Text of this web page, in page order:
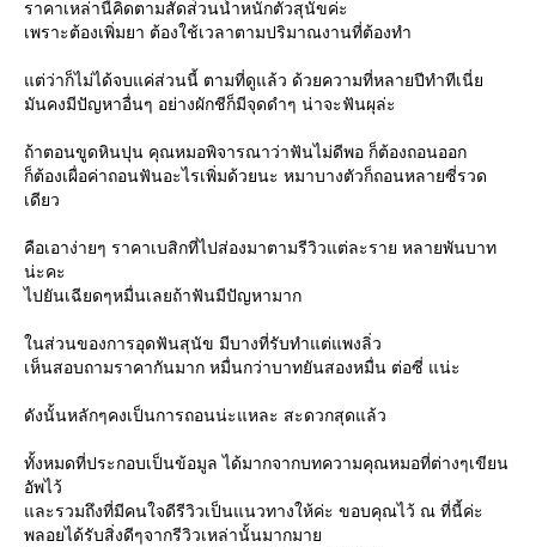
ราคาเหล่านี้คิดตามสัดส่้วนน้ำหนักตัวสุนัขค่ะ
เพราะต้องเพิ่มยา ต้องใช้เวลาตามปริมาณงานที่ต้องทำ
ต่ว่าก็ไม่ได้จบแค่ส่วนนี้ ตามที่ดูแล้ว ด้วยความที่หลายปีทำทีเนี่
มันคงมีปัญหาอื่นๆ อย่างผักชีก็มีจุดดำๆ น่าจะฟันผุล่ะ
ถ้าตอนขูดหินปุน คุณหมอพิจารณาว่าฟันไม่ดีพอ ก็ต้องถอนออก
ก็ต้องเผื่อค่าถอนฟันอะไรเพิ่มด้วยนะ หมาบางตัวก็ถอนหลายซี่รวด
เดียว
คือเอาง่ายๆ ราคาเบสิกที่ไปส่องมาตามรีวิวแต่ละราย หลายพันบาท
น่ะคะ
ไปยันเฉียดๆหมื่นเลยถ้าฟันมีปัญหามาก
นส่วนของการอุดฟันสุนัข มีบางที่รับทำแต่แพงลิ่ว
เห็นสอบถามราคากันมาก หมื่นกว่าบาทยันสองหมื่น ต่อซี่ แน่ะ
ดังนั้นหลักๆคงเป็นการถอนน่ะแหละ สะดวกสุดแล้ว
ทั้งหมดที่ประกอบเป็นข้อมูล ได้มากจากบทความคุณหมอที่ต่างๆเขียน
อัพไว้
ละรวมถึงที่มีคนใจดีรีวิวเป็นแนวทางให้ค่ะ ขอบคุณไว้ ณ ที่นี้ค่ะ
พลอยได้รับสิ่งดีๆจากรีวิวเหล่านั้นมากมา